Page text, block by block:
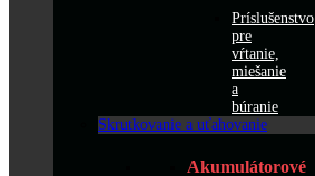
Príslušenstvo
pre
vŕtanie,
miešanie
a
búranie
Skrutkovanie a uťahovanie
Akumulátorové